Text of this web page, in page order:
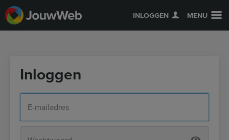
INLOGGEN MENU
Inloggen